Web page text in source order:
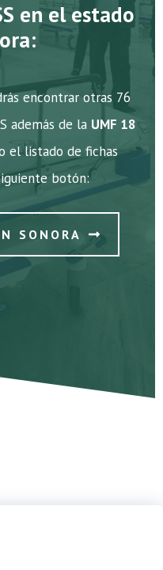
en el estado
encontrar otras 76
además de la UMF 18
el listado de fichas
botón:
SONORA